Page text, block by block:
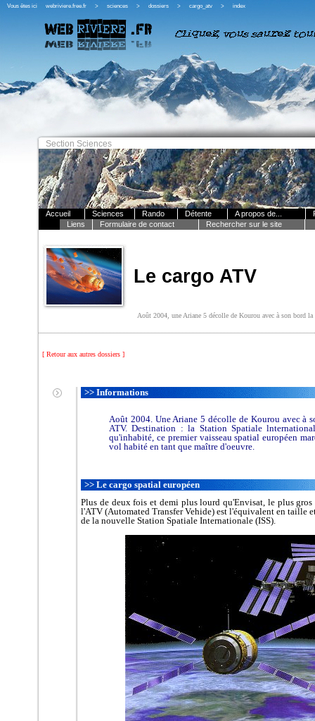
Vous êtes ici webriviere.free.fr > sciences > dossiers > cargo_atv > index
Section Sciences
Accueil Sciences Rando Détente A propos de...
Liens
Formulaire de contact Rechercher sur le site
Le cargo ATV
Août 2004, une Ariane 5 décolle de Kourou avec à son bord
[ Retour aux autres dossiers ]
>> Informations
Août 2004. Une Ariane 5 décolle de Kourou avec à
ATV. Destination : la Station Spatiale
qu'inhabité, ce premier vaisseau spatial européen
vol habité en tant que maître d'oeuvre.
>> Le cargo spatial européen
Plus de deux fois et demi plus lourd qu'Envisat, le plus
l'ATV (Automated Transfer Vehide) est l'équivalent en taille
de la nouvelle Station Spatiale Internationale (ISS).